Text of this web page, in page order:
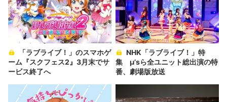
ーム『スクフェス2』3月末でサ
ービス終了へ
集 μ’sら全ユニット総出演の特
番、劇場版放送